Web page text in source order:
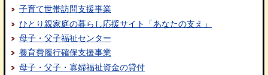
子育て世帯訪問支援事業
ひとり親家庭の暮らし応援サイト「あなたの支え」
母子・父子福祉センター
養育費履行確保支援事業
母子・父子・寡婦福祉資金の貸付